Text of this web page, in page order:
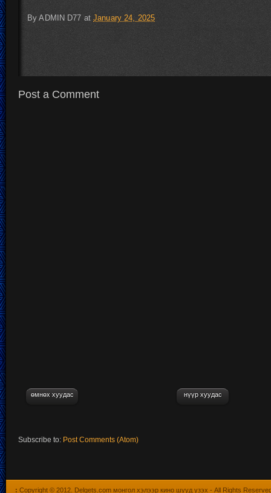
ByADMIN D77 atJanuary 24, 2025
Post a Comment
өмнөх хуудас нүүр хуудас
Subscribe to: Post Comments (Atom)
: Copyright © 2012. Delgets.com монгол хэлээр кино шууд үзэх - All Rights